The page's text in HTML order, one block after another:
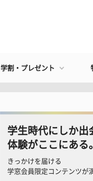
学割・プレゼント
学生時代にしか出
体験がここにある
きっかけを届ける
学窓会員限定コンテンツが